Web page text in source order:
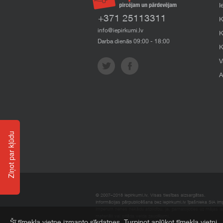
+371 25113311
info@iepirkumi.lv
Darba dienās 09:00 - 18:00
© 2007–2018 Iepirkumi.lv. Visas tiesības aizsargātas.
Informācijas pārpublicēšana bez iepirkumi.lv īpašnieka SIA
Ziņot par kļūdu